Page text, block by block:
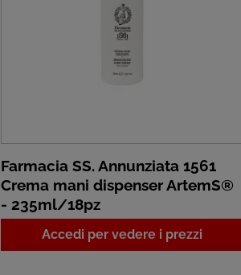
Farmacia SS. Annunziata 1561
Crema mani dispenser ArtemS®
- 235ml/18pz
Accedi per vedere i prezzi